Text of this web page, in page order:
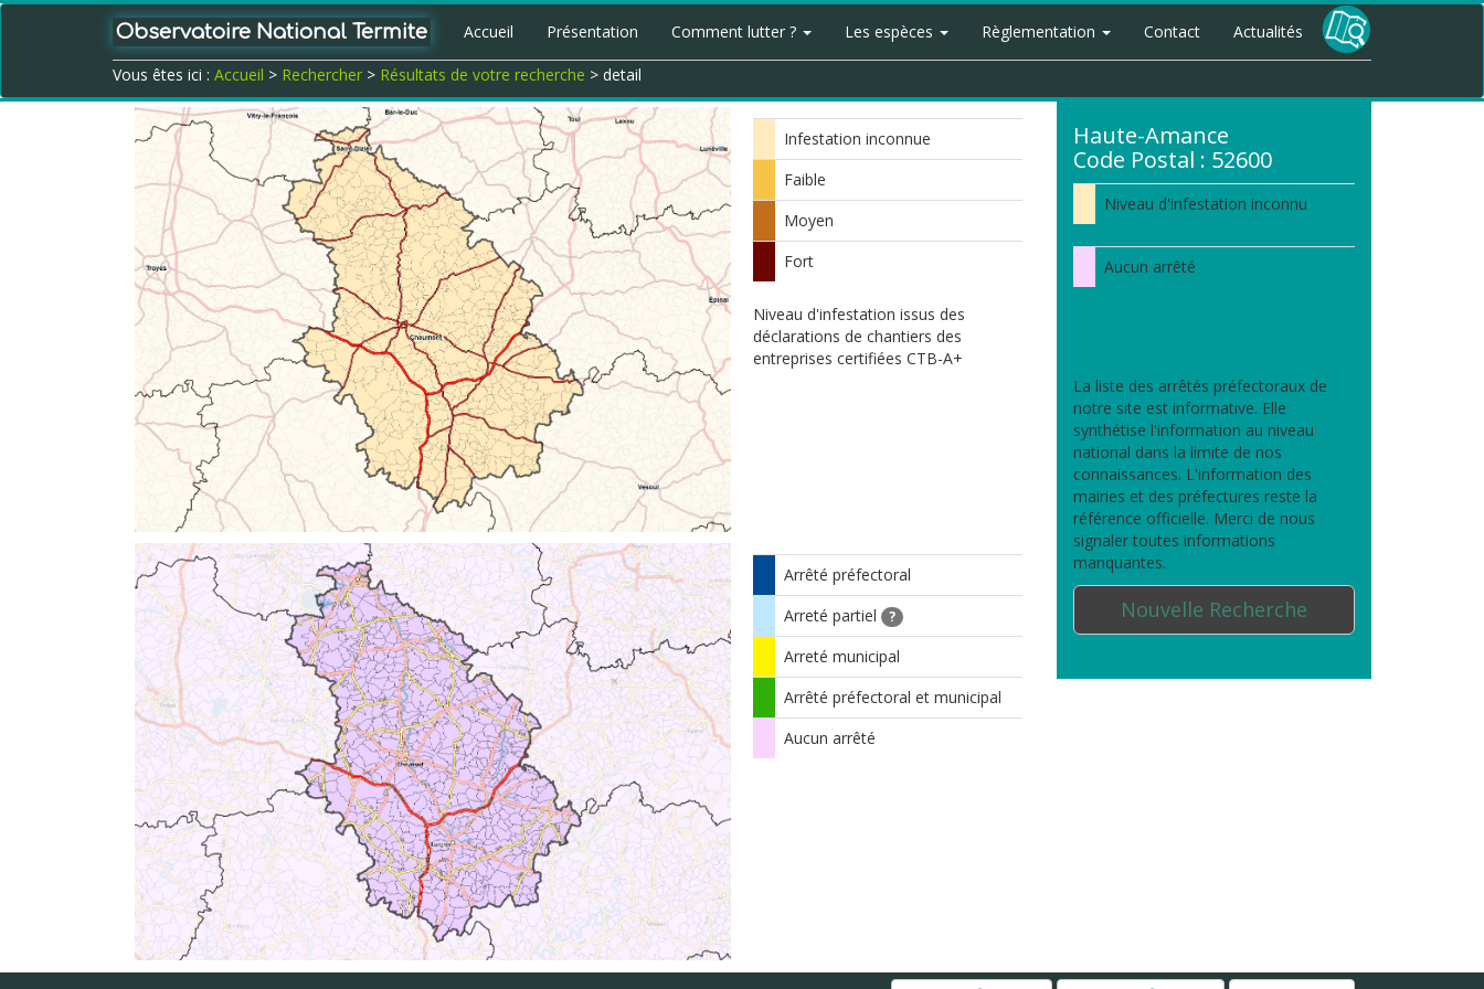
Observatoire National Termite Accueil Présentation Comment lutter ? Les espèces Règlementation Contact Actualités
Vous êtes ici : Accueil > Rechercher > Résultats de votre recherche > detail
Infestation inconnue
Faible
Moyen
Fort
Niveau d'infestation issus des
déclarations de chantiers des
entreprises certifiées CTB-A+
Arrêté préfectoral
Arreté partiel
?
Arreté municipal
Arrêté préfectoral et municipal
Aucun arrêté
Haute-Amance
Code Postal : 52600
Niveau d'infestation inconnu
Aucun arrêté
La liste des arrêtés préfectoraux de
notre site est informative. Elle
synthétise l'information au niveau
national dans la limite de nos
connaissances. L'information des
mairies et des préfectures reste la
référence officielle. Merci de nous
signaler toutes informations
manquantes.
Nouvelle Recherche